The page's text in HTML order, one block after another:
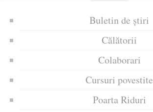
Buletin de știri
Călătorii
Colaborari
Cursuri povestite
Poarta Riduri